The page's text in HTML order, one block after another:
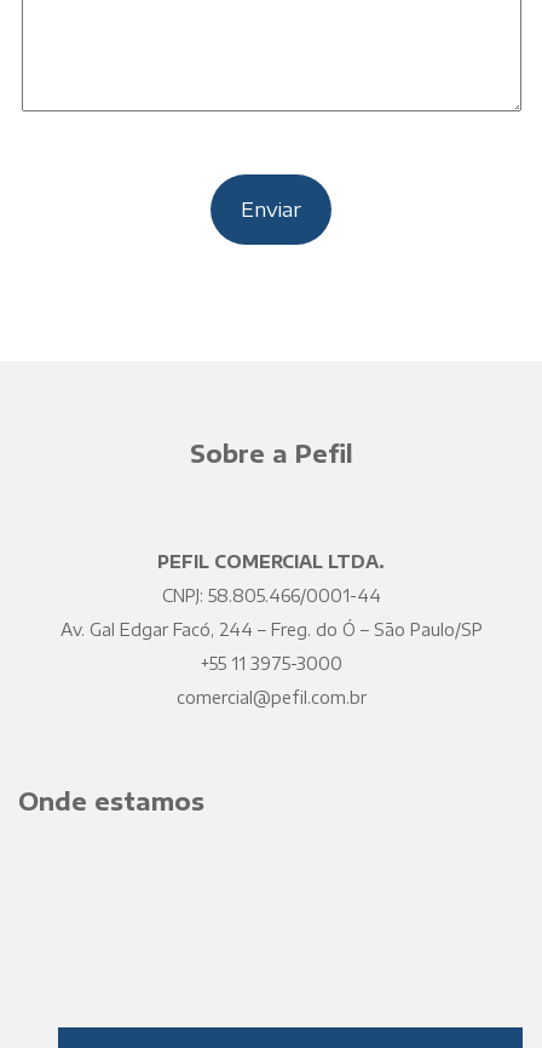
Sobre a Pefil
PEFIL COMERCIAL LTDA.
CNPJ: 58.805.466/0001-44
Av. Gal Edgar Facó, 244 – Freg. do Ó – São Paulo/SP
+55 11 3975-3000
comercial@pefil.com.br
Onde estamos